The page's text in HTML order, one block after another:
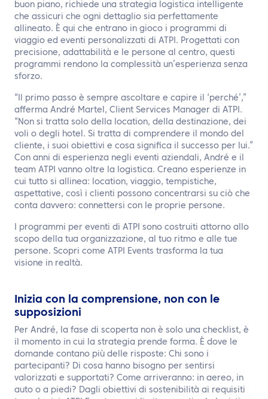
buon piano, richiede una strategia logistica intelligente
che assicuri che ogni dettaglio sia perfettamente
allineato. È qui che entrano in gioco i programmi di
viaggio ed eventi personalizzati di ATPI. Progettati con
precisione, adattabilità e le persone al centro, questi
programmi rendono la complessità un’esperienza senza
sforzo.
“Il primo passo è sempre ascoltare e capire il ‘perché’,”
afferma André Martel, Client Services Manager di ATPI.
“Non si tratta solo della location, della destinazione, dei
voli o degli hotel. Si tratta di comprendere il mondo del
cliente, i suoi obiettivi e cosa significa il successo per lui.”
Con anni di esperienza negli eventi aziendali, André e il
team ATPI vanno oltre la logistica. Creano esperienze in
cui tutto si allinea: location, viaggio, tempistiche,
aspettative, così i clienti possono concentrarsi su ciò che
conta davvero: connettersi con le proprie persone.
I programmi per eventi di ATPI sono costruiti attorno allo
scopo della tua organizzazione, al tuo ritmo e alle tue
persone. Scopri come ATPI Events trasforma la tua
visione in realtà.
Inizia con la comprensione, non con le
supposizioni
Per André, la fase di scoperta non è solo una checklist, è
il momento in cui la strategia prende forma. È dove le
domande contano più delle risposte: Chi sono i
partecipanti? Di cosa hanno bisogno per sentirsi
valorizzati e supportati? Come arriveranno: in aereo, in
auto o a piedi? Dagli obiettivi di sostenibilità ai requisiti